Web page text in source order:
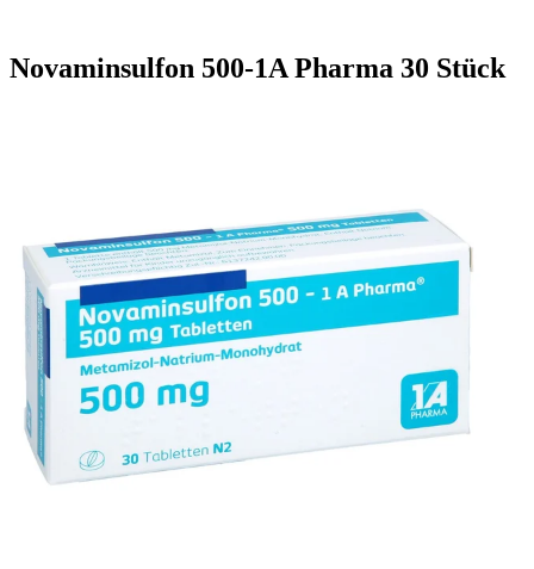
Novaminsulfon 500-1A Pharma 30 Stück